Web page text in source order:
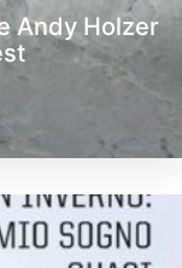
Andy Holzer